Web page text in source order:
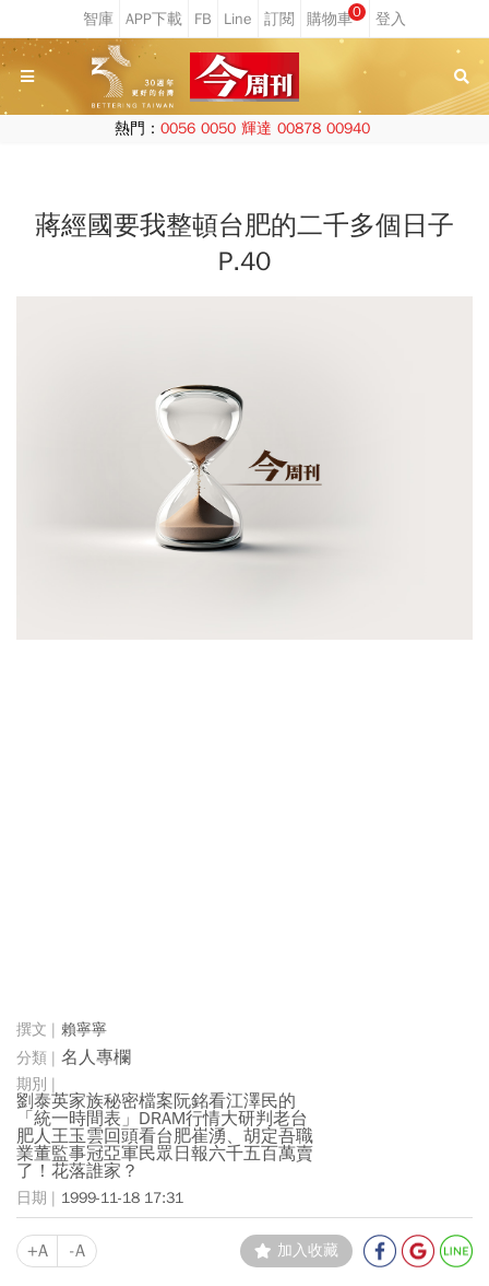
0
熱門： 0056 0050 輝達 00878 00940
蔣經國要我整頓台肥的二千多個日子
P.40
賴寧寧
名人專欄
劉泰英家族秘密檔案阮銘看江澤民的
「統一時間表」DRAM行情大研判老台
肥人王玉雲回頭看台肥崔湧、胡定吾職
業董監事冠亞軍民眾日報六千五百萬賣
了！花落誰家？
1999-11-18 17:31
+A -A 加入收藏